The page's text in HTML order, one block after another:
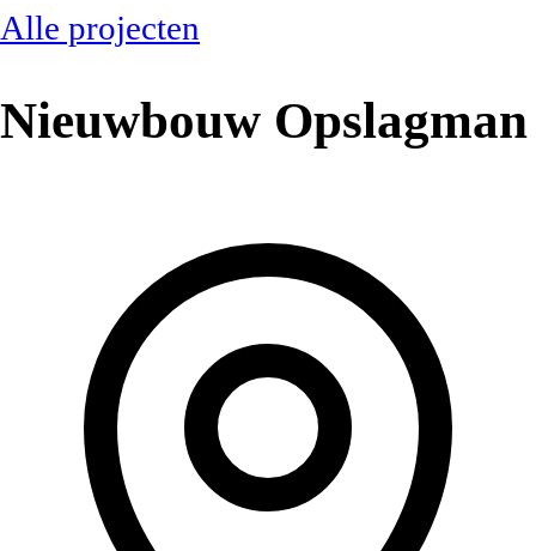
Alle projecten
Nieuwbouw Opslagman